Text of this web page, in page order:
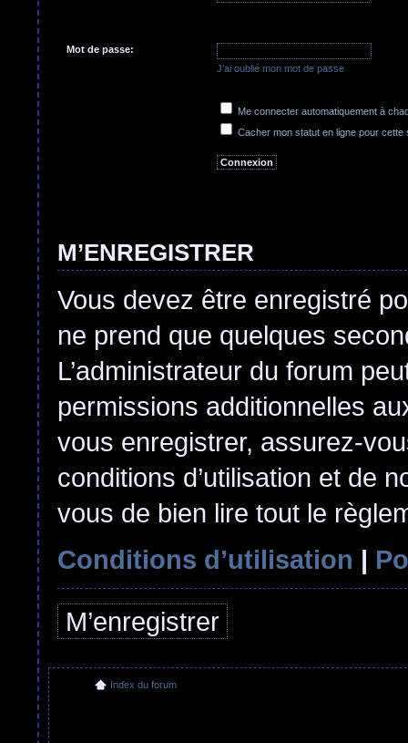
Mot de passe:
J’ai oublié mon mot de passe
Me connecter automatiquement à
Cacher mon statut en ligne pour cette
M’ENREGISTRER
Vous devez être enregistré
ne prend que quelques
L’administrateur du forum
permissions additionnelles
vous enregistrer, assurez-
conditions d’utilisation et de
vous de bien lire tout le
Conditions d’utilisation |
M’enregistrer
Index du forum